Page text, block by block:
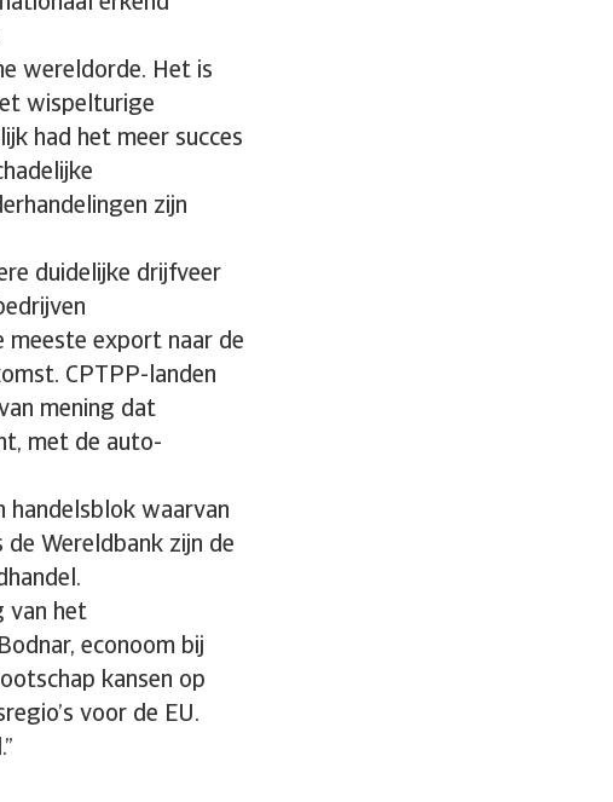
wereldorde. Het is
wispelturige
had het meer succes
zijn
duidelijke drijfveer
meeste export naar de
CPTPP-landen
mening dat
met de auto-
handelsblok waarvan
Wereldbank zijn de
van het
econoom bij
kansen op
voor de EU.